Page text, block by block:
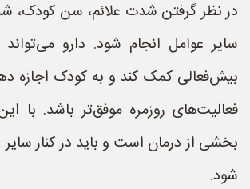
در نظر گرفتن شدت علائم، سن کودک،
سایر عوامل انجام شود. دارو
بیش‌فعالی کمک کند و به کودک اجازه
فعالیت‌های روزمره موفق‌تر باشد. با
بخشی از درمان است و باید در کنار سایر
شود.